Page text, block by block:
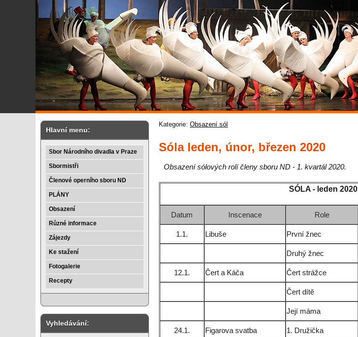
Hlavní menu:
Sbor Národního divadla v Praze
Sbormistři
Členové operního sboru ND
PLÁNY
Obsazení
Různé informace
Zájezdy
Ke stažení
Fotogalerie
Recepty
Vyhledávání:
Kategorie: Obsazení sól
Sóla leden, únor, březen 2020
Obsazení sólových rolí členy sboru ND - 1. kvartál 2020.
SÓLA - leden 2020
Datum Inscenace Role
1.1. Libuše První žnec
Druhý žnec
12.1. Čert a Káča Čert strážce
Čert dítě
Její máma
24.1. Figarova svatba 1. Družička